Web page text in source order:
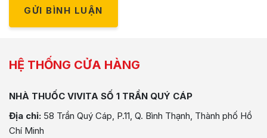
GỬI BÌNH LUẬN
HỆ THỐNG CỬA HÀNG
NHÀ THUỐC VIVITA SỐ 1 TRẦN QUÝ CÁP
Địa chỉ: 58 Trần Quý Cáp, P.11, Q. Bình Thạnh, Thành phố Hồ
Chí Minh